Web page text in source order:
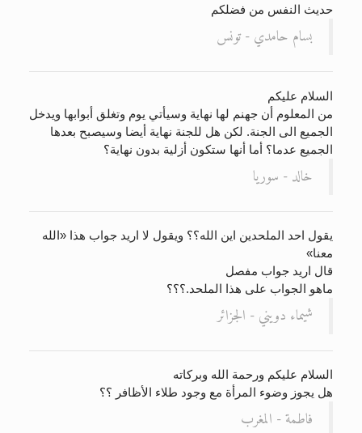
حديث النفس من فضلكم
بسام حامدي - تونس
السلام عليكم
من المعلوم أن جهنم لها نهاية وسيأتي يوم وتغلق أبوابها ويدخل
الجميع الى الجنة. لكن هل للجنة نهاية أيضا وسيصبح بعدها
الجميع عدما؟ أما أنها ستكون أزلية بدون نهاية؟
خالد - سوريا
يقول احد الملحدين اين الله؟؟ ويقول لا اريد جواب هذا «الله
معنا»
قال اريد جواب مفصل
ماهو الجواب على هذا الملحد.؟؟؟
شيماء دويني - الجزائر
السلام عليكم ورحمة الله وبركاته
هل يجوز وضوء المرأة مع وجود طلاء الأظافر ؟؟
فاطمة - المغرب